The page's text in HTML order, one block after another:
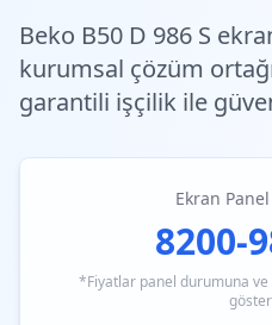
Beko B50 D 986 S
kurumsal çözüm
garantili işçilik ile
Ekran Panel
8200-
*Fiyatlar panel durumuna